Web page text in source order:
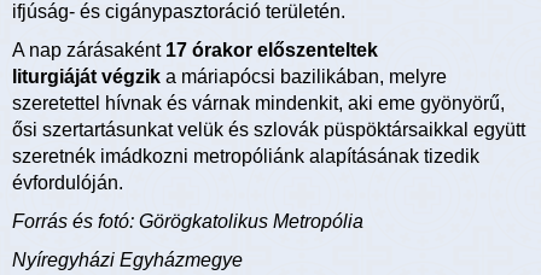
ifjúság- és cigánypasztoráció területén.
A nap zárásaként 17 órakor előszenteltek
liturgiáját végzik a máriapócsi bazilikában, melyre
szeretettel hívnak és várnak mindenkit, aki eme gyönyörű,
ősi szertartásunkat velük és szlovák püspöktársaikkal együtt
szeretnék imádkozni metropóliánk alapításának tizedik
évfordulóján.
Forrás és fotó: Görögkatolikus Metropólia
Nyíregyházi Egyházmegye